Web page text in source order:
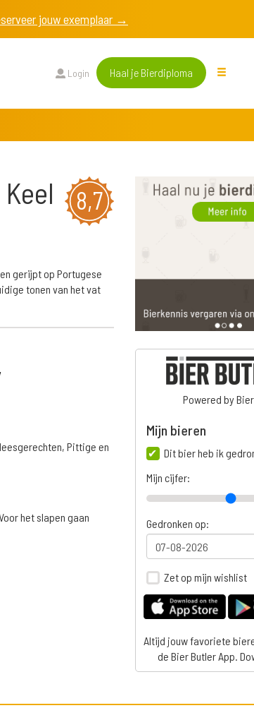
jouw exemplaar →
Login Haal je Bierdiploma
8,7
gerijpt op Portugese
tonen van het vat
Pittige en
het slapen gaan
Powered by
Mijn bieren
Dit bier heb ik
Mijn cijfer:
Gedronken op:
Zet op mijn wishlist
Altijd jouw favoriete
de Bier Butler App.